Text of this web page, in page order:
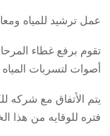
عمل ترشيد للمياه
تقوم برفع غطاء
أصوات لتسربات المياه
يتم الأتفاق مع
فتره للوقايه من هذا